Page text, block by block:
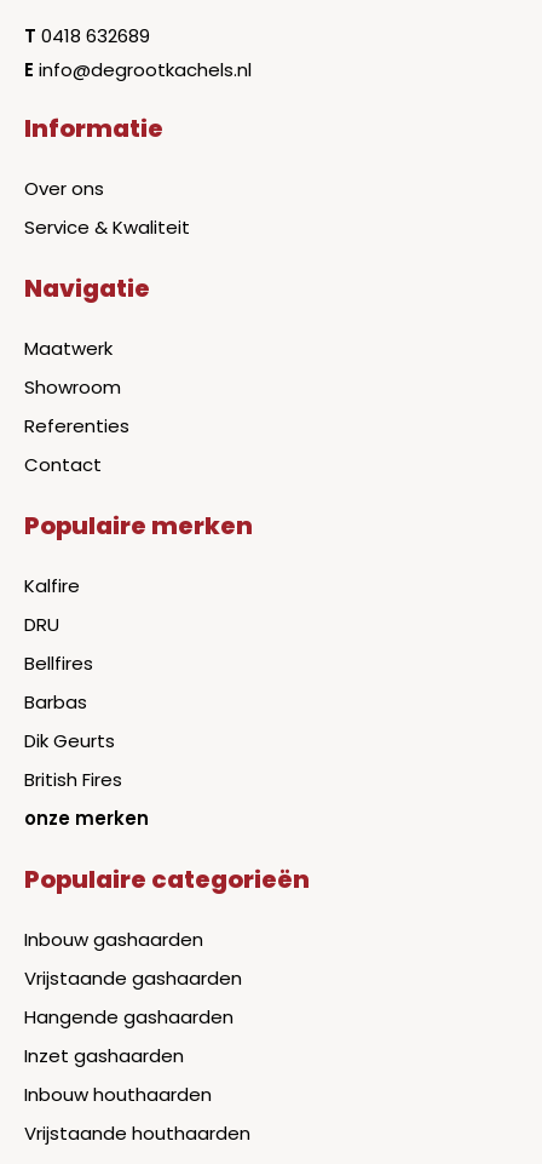
T 0418 632689
E info@degrootkachels.nl
Informatie
Over ons
Service & Kwaliteit
Navigatie
Maatwerk
Showroom
Referenties
Contact
Populaire merken
Kalfire
DRU
Bellfires
Barbas
Dik Geurts
British Fires
onze merken
Populaire categorieën
Inbouw gashaarden
Vrijstaande gashaarden
Hangende gashaarden
Inzet gashaarden
Inbouw houthaarden
Vrijstaande houthaarden